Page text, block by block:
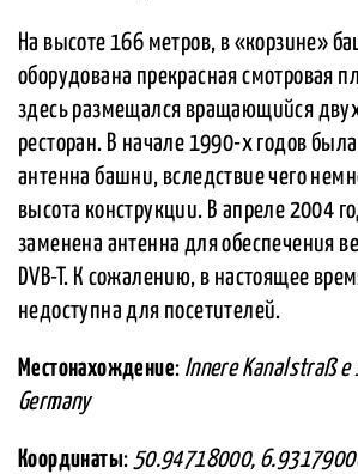
На высоте 166 метров, в «корзине»
оборудована прекрасная смотровая
здесь размещался вращающийся
ресторан. В начале 1990-х годов
антенна башни, вследствие чего
высота конструкции. В апреле 2004
заменена антенна для обеспечения
DVB-T. К сожалению, в настоящее
недоступна для посетителей.
Местонахождение: Innere Kanalstraß
Germany
Координаты: 50.94718000,